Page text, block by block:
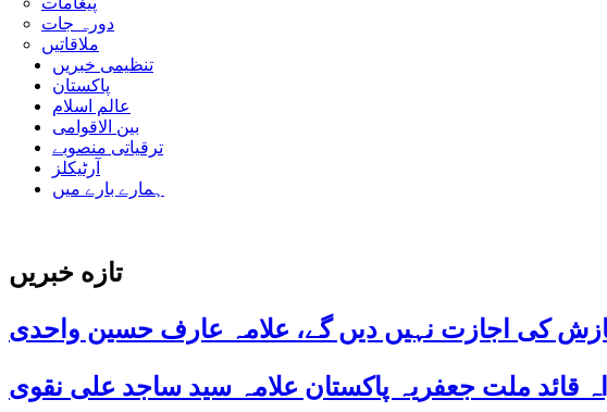
دورہ جات
ملاقاتیں
تنظیمی خبریں
پاکستان
عالم اسلام
بین الاقوامی
ترقیاتی منصوبے
آرٹیکلز
ہمارے بارے میں
تازه خبریں
کی اجازت نہیں دیں گے، علامہ عارف حسین واحدی
قائد ملت جعفریہ پاکستان علامہ سید ساجد علی نقوی